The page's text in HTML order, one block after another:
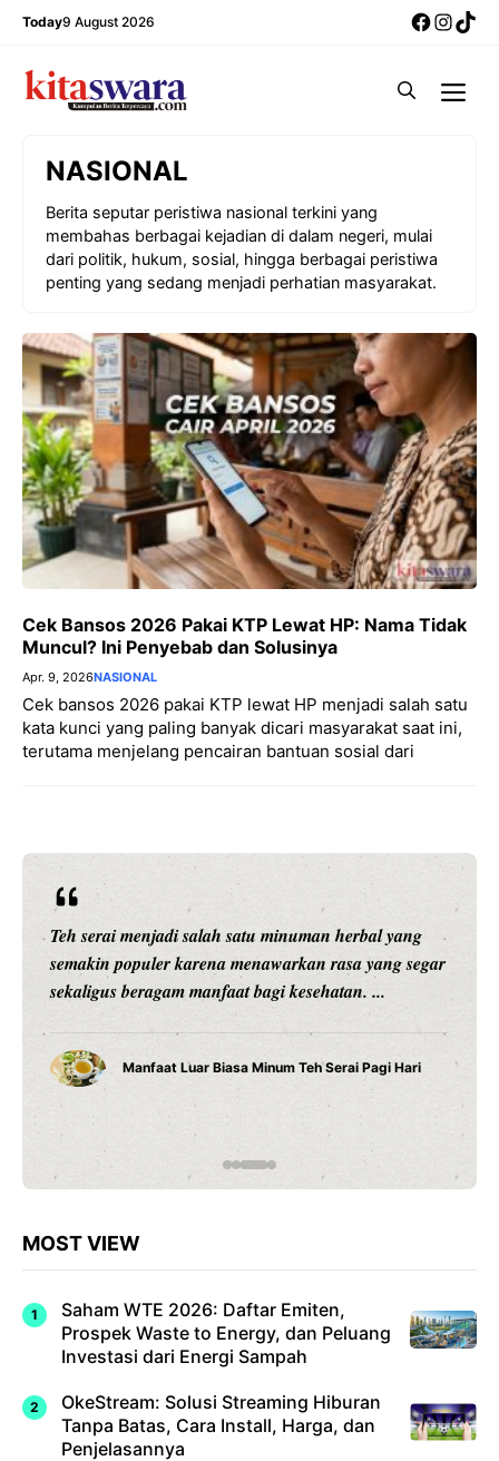
Skip
content
Today9 August 2026
NASIONAL
Berita seputar peristiwa nasional terkini yang
membahas berbagai kejadian di dalam negeri, mulai
dari politik, hukum, sosial, hingga berbagai peristiwa
penting yang sedang menjadi perhatian masyarakat.
Cek Bansos 2026 Pakai KTP Lewat HP: Nama Tidak
Muncul? Ini Penyebab dan Solusinya
Apr. 9, 2026NASIONAL
Cek bansos 2026 pakai KTP lewat HP menjadi salah satu
kata kunci yang paling banyak dicari masyarakat saat ini,
terutama menjelang pencairan bantuan sosial dari
serai menjadi salah satu minuman herbal yang
populer karena menawarkan rasa yang segar
beragam manfaat bagi kesehatan. ...
Manfaat Luar Biasa Minum Teh Serai Pagi Hari
Setiap
MOST VIEW
Saham WTE 2026: Daftar Emiten,
Prospek Waste to Energy, dan Peluang
Investasi dari Energi Sampah
OkeStream: Solusi Streaming Hiburan
Tanpa Batas, Cara Install, Harga, dan
Penjelasannya